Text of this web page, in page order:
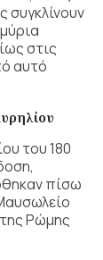
συγκλίνουν
στις
αυτό
του 180
πίσω
Ρώμης